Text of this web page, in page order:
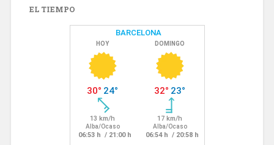
EL TIEMPO